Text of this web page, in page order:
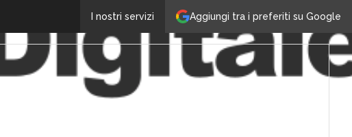
Aggiungi tra i preferiti su Google
I nostri servizi